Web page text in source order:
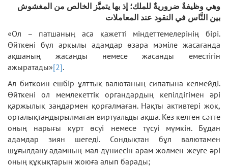
وهي وظيفةٌ ضروريةٌ للملك؛ إذ بها يتميَّز الخالص من المغشوش
بين النَّاس في النقود عند المعاملات
«Ол – патшаның аса қажетті міндеттемелерінің бірі.
Өйткені бұл арқылы адамдар өзара мәміле жасағанда
ақшаның жасанды немесе жасанды еместігін
ажыратады»[2].
Ал биткоин ешбір ұлттық валютаның сипатына келмейді.
Өйткені ол мемлекеттік органдардың кепілдігімен әрі
қаржылық заңдармен қорғалмаған. Нақты активтері жоқ,
орталықтандырылмаған виртуальды ақша. Кез келген сәтте
оның нарығы күрт өсуі немесе түсуі мүмкін. Бұдан
адамдар зиян шегеді. Сондықтан бұл валютамен
шұғылдану адамның мал-дүниесін арам жолмен жеуге әрі
оның құқықтарын жоюға алып барады;